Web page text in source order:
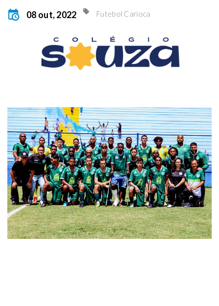
08 out, 2022 Futebol Carioca